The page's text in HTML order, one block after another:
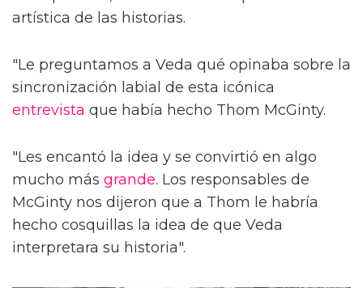
artística de las historias.
"Le preguntamos a Veda qué opinaba sobre la
sincronización labial de esta icónica
entrevista que había hecho Thom McGinty.
"Les encantó la idea y se convirtió en algo
mucho más grande. Los responsables de
McGinty nos dijeron que a Thom le habría
hecho cosquillas la idea de que Veda
interpretara su historia".